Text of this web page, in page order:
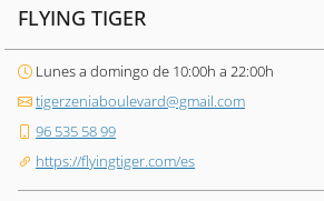
FLYING TIGER
Lunes a domingo de 10:00h a 22:00h
tigerzeniaboulevard@gmail.com
96 535 58 99
https://flyingtiger.com/es